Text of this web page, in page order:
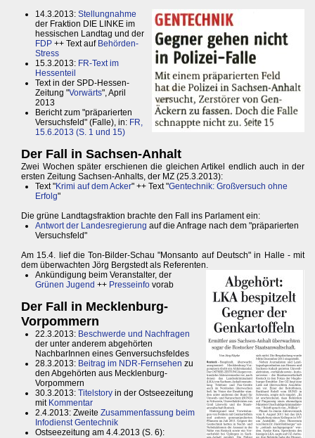
14.3.2013: Stellungnahme
der Fraktion DIE LINKE im
hessischen Landtag und der
FDP ++ Text auf Behörden-
Stress
15.3.2013: FR-Text im
Hessenteil
Text in der SPD-Hessen-
Zeitung "Vorwärts", April
2013
Bericht zum "präparierten
Versuchsfeld" (Falle), in: FR,
15.6.2013 (S. 1 und 15)
Der Fall in Sachsen-Anhalt
Zwei Wochen später erschienen die gleichen Artikel endlich auch in der
ersten Zeitung Sachsen-Anhalts, der MZ (25.3.2013):
Text "Krimi auf dem Acker" ++ Text "Gentechnik: Großversuch ohne
Erfolg"
Die grüne Landtagsfraktion brachte den Fall ins Parlament ein:
Antwort der Landesregierung auf die Anfrage nach dem "präparierten
Versuchsfeld"
Am 15.4. lief die Ton-Bilder-Schau "Monsanto auf Deutsch" in Halle - mit
dem überwachten Jörg Bergstedt als Referenten.
Ankündigung beim Veranstalter, der
Grünen Jugend ++ Presseinfo vorab
Der Fall in Mecklenburg-
Vorpommern
22.3.2013: Beschwerde und Nachfragen
der unter anderem abgehörten
NachbarInnen eines Genversuchsfeldes
28.3.2013: Beitrag im NDR-Fernsehen zu
den Abgehörten aus Mecklenburg-
Vorpommern
30.3.2013: Titelstory in der Ostseezeitung
mit Kommentar
2.4.2013: Zweite Zusammenfassung beim
Infodienst Gentechnik
Ostseezeitung am 4.4.2013 (S. 6):